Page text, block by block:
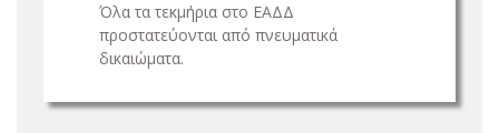
Όλα τα τεκμήρια στο ΕΑΔΔ
προστατεύονται από πνευματικά
δικαιώματα.